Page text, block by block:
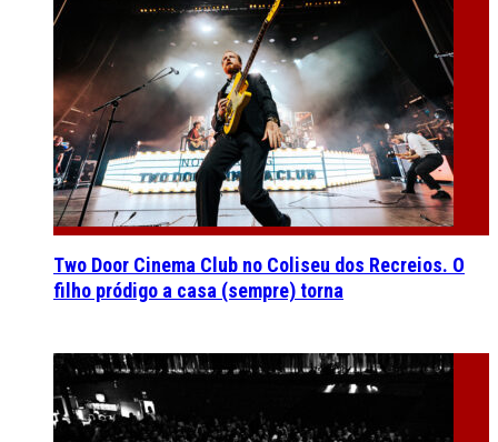
Two Door Cinema Club no Coliseu dos Recreios. O
filho pródigo a casa (sempre) torna